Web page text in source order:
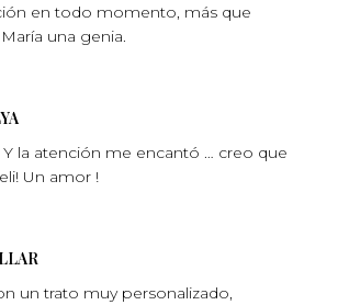
en todo momento, más que
una genia.
la atención me encantó … creo que
Un amor !
un trato muy personalizado,